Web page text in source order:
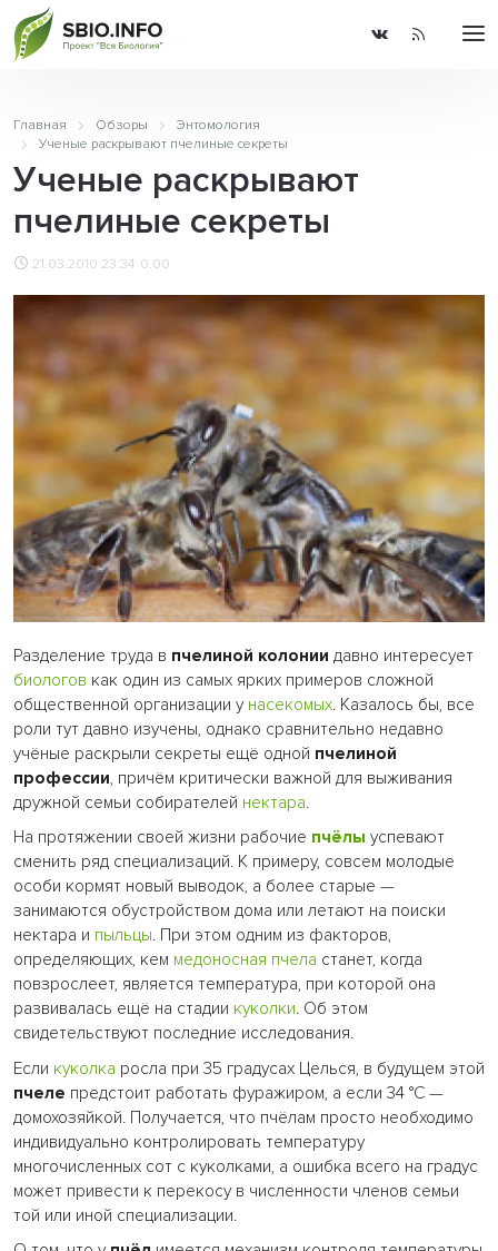
Главная Обзоры
Энтомология
Ученые раскрывают пчелиные секреты
Ученые раскрывают
пчелиные секреты
21.03.2010 23:34 0.00
Разделение труда в пчелиной колонии давно интересует
биологов как один из самых ярких примеров сложной
общественной организации у насекомых. Казалось бы, все
роли тут давно изучены, однако сравнительно недавно
учёные раскрыли секреты ещё одной пчелиной
профессии, причём критически важной для выживания
дружной семьи собирателей нектара.
На протяжении своей жизни рабочие пчёлы успевают
сменить ряд специализаций. К примеру, совсем молодые
особи кормят новый выводок, а более старые —
занимаются обустройством дома или летают на поиски
нектара и пыльцы. При этом одним из факторов,
определяющих, кем медоносная пчела станет, когда
повзрослеет, является температура, при которой она
развивалась ещё на стадии куколки. Об этом
свидетельствуют последние исследования.
Если куколка росла при 35 градусах Целься, в будущем этой
пчеле предстоит работать фуражиром, а если 34 °C —
домохозяйкой. Получается, что пчёлам просто необходимо
индивидуально контролировать температуру
многочисленных сот с куколками, а ошибка всего на градус
может привести к перекосу в численности членов семьи
той или иной специализации.